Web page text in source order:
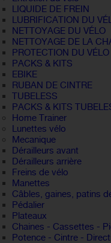
LIQUIDE DE FREIN
LUBRIFICATION DU
NETTOYAGE DU VÉLO
NETTOYAGE DE LA
PROTECTION DU VÉLO
PACKS & KITS
EBIKE
RUBAN DE CINTRE
TUBELESS
PACKS & KITS
Home Trainer
Lunettes vélo
Mecanique
Dérailleurs avant
Dérailleurs arrière
Freins de vélo
Manettes
Câbles, gaines, patins
Pédalier
Plateaux
Chaines - Cassettes -
Potence - Cintre -